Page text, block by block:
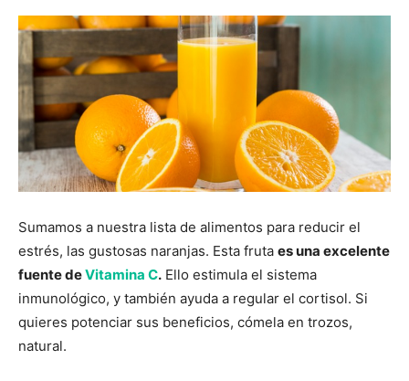
Sumamos a nuestra lista de alimentos para reducir el
estrés, las gustosas naranjas. Esta fruta es una excelente
fuente deVitamina C. Ello estimula el sistema
inmunológico, y también ayuda a regular el cortisol. Si
quieres potenciar sus beneficios, cómela en trozos,
natural.